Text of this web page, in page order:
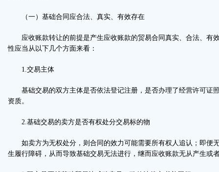
（一）基础合同应合法、真实、有效存在
应收账款转让的前提是产生应收账款的贸易合同真实、合法、有
性应当从以下几个方面来看：
1.交易主体
基础交易的双方主体是否依法登记注册，是否办理了经营许可证
资质。
2.基础交易的卖方是否有权处分交易标的物
如卖方为无权处分，则合同的效力可能需要所有权人追认；即便
生履行障碍，从而导致基础交易无法进行，继而应收账款无从产生或